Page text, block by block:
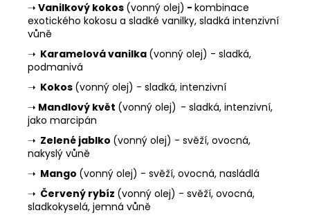
➝ Vanilkový kokos (vonný olej) - kombinace
exotického kokosu a sladké vanilky, sladká intenzivní
vůně
➝ Karamelová vanilka (vonný olej) - sladká,
podmanivá
➝ Kokos (vonný olej) - sladká, intenzivní
➝ Mandlový květ (vonný olej) - sladká, intenzivní,
jako marcipán
➝ Zelené jablko (vonný olej) - svěží, ovocná,
nakyslý vůně
➝ Mango (vonný olej) - svěží, ovocná, nasládlá
➝ Červený rybíz (vonný olej) - svěží, ovocná,
sladkokyselá, jemná vůně